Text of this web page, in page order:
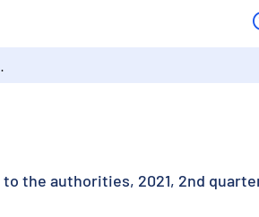
the authorities, 2021, 2nd